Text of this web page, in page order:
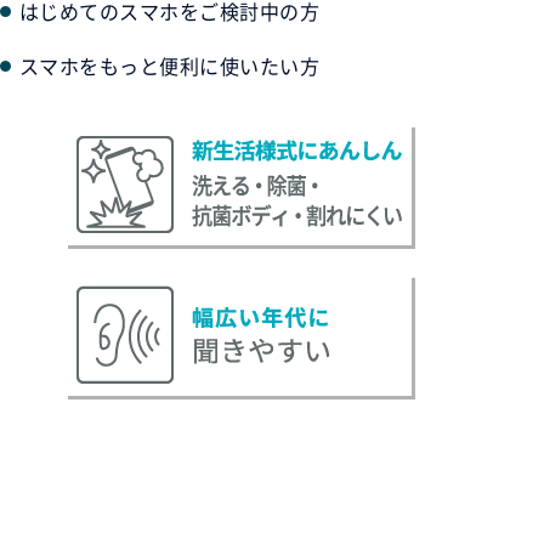
はじめてのスマホをご検討中の方
スマホをもっと便利に使いたい方